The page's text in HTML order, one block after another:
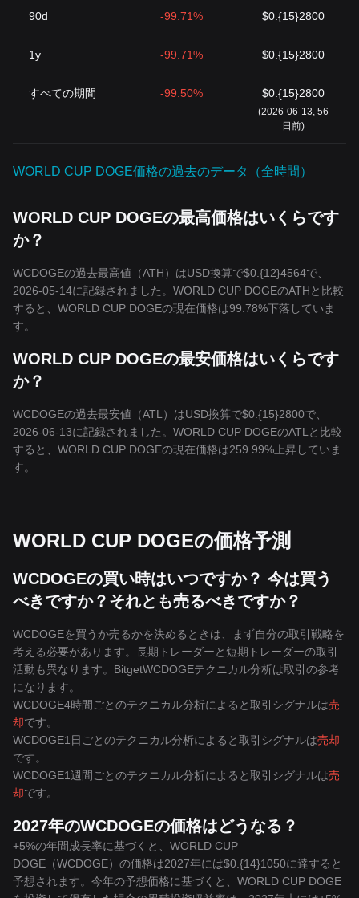
90d -99.71% $0.{15}2800
1y -99.71% $0.{15}2800
すべての期間 -99.50% $0.{15}2800
(2026-06-13, 56
日前)
WORLD CUP DOGE価格の過去のデータ（全時間）
WORLD CUP DOGEの最高価格はいくらです
か？
WCDOGEの過去最高値（ATH）はUSD換算で$0.{12}4564で、
2026-05-14に記録されました。WORLD CUP DOGEのATHと比較
すると、WORLD CUP DOGEの現在価格は99.78%下落していま
す。
WORLD CUP DOGEの最安価格はいくらです
か？
WCDOGEの過去最安値（ATL）はUSD換算で$0.{15}2800で、
2026-06-13に記録されました。WORLD CUP DOGEのATLと比較
すると、WORLD CUP DOGEの現在価格は259.99%上昇していま
す。
WORLD CUP DOGEの価格予測
WCDOGEの買い時はいつですか？ 今は買う
べきですか？それとも売るべきですか？
WCDOGEを買うか売るかを決めるときは、まず自分の取引戦略を
考える必要があります。長期トレーダーと短期トレーダーの取引
活動も異なります。BitgetWCDOGEテクニカル分析は取引の参考
になります。
WCDOGE4時間ごとのテクニカル分析によると取引シグナルは売
却です。
WCDOGE1日ごとのテクニカル分析によると取引シグナルは売却
です。
WCDOGE1週間ごとのテクニカル分析によると取引シグナルは売
却です。
2027年のWCDOGEの価格はどうなる？
+5%の年間成長率に基づくと、WORLD CUP
DOGE（WCDOGE）の価格は2027年には$0.{14}1050に達すると
予想されます。今年の予想価格に基づくと、WORLD CUP DOGE